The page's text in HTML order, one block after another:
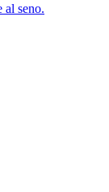
al seno.